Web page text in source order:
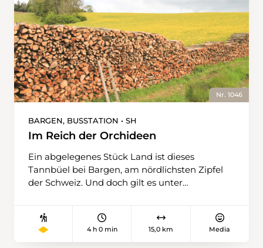
Nr. 1046
BARGEN, BUSSTATION • SH
Im Reich der Orchideen
Ein abgelegenes Stück Land ist dieses
Tannbüel bei Bargen, am nördlichsten Zipfel
der Schweiz. Und doch gilt es unter
Orchideen liebt, der pilgert im Frühling
hierher, dann nämlich, wenn hier Tausende
4 h 0 min 15,0 km Media